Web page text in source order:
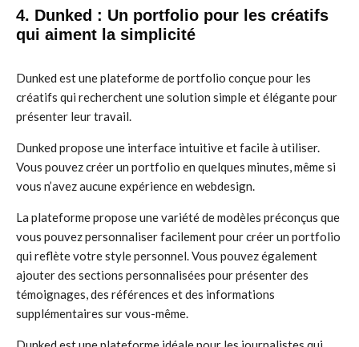
4. Dunked : Un portfolio pour les créatifs
qui aiment la simplicité
Dunked est une plateforme de portfolio conçue pour les
créatifs qui recherchent une solution simple et élégante pour
présenter leur travail.
Dunked propose une interface intuitive et facile à utiliser.
Vous pouvez créer un portfolio en quelques minutes, même si
vous n’avez aucune expérience en webdesign.
La plateforme propose une variété de modèles préconçus que
vous pouvez personnaliser facilement pour créer un portfolio
qui reflète votre style personnel. Vous pouvez également
ajouter des sections personnalisées pour présenter des
témoignages, des références et des informations
supplémentaires sur vous-même.